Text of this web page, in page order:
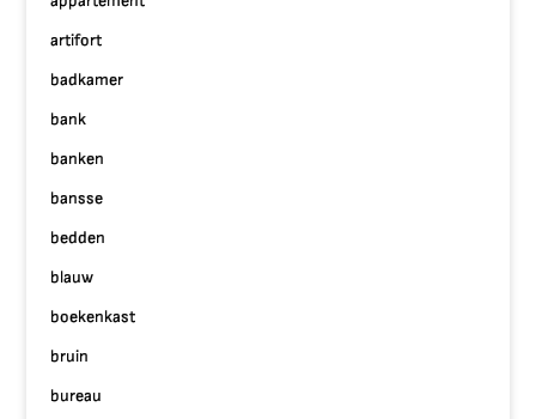
artifort
badkamer
bank
banken
bansse
bedden
blauw
boekenkast
bruin
bureau